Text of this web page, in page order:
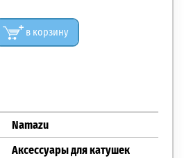
в корзину
Namazu
Аксессуары для катушек